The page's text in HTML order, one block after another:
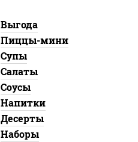
Выгода
Пиццы-мини
Супы
Салаты
Соусы
Напитки
Десерты
Наборы